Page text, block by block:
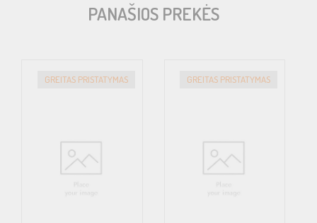
PANAŠIOS PREKĖS
GREITAS PRISTATYMAS GREITAS PRISTATYMAS